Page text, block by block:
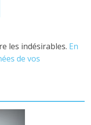
les indésirables. En
de vos